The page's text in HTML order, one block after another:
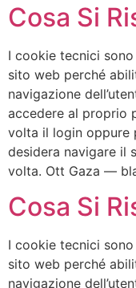
Cosa Si
I cookie tecnici
sito web perché
navigazione
accedere al proprio
volta il login oppure
desidera navigare il
volta. Ott Gaza —
Cosa Si
I cookie tecnici
sito web perché
navigazione